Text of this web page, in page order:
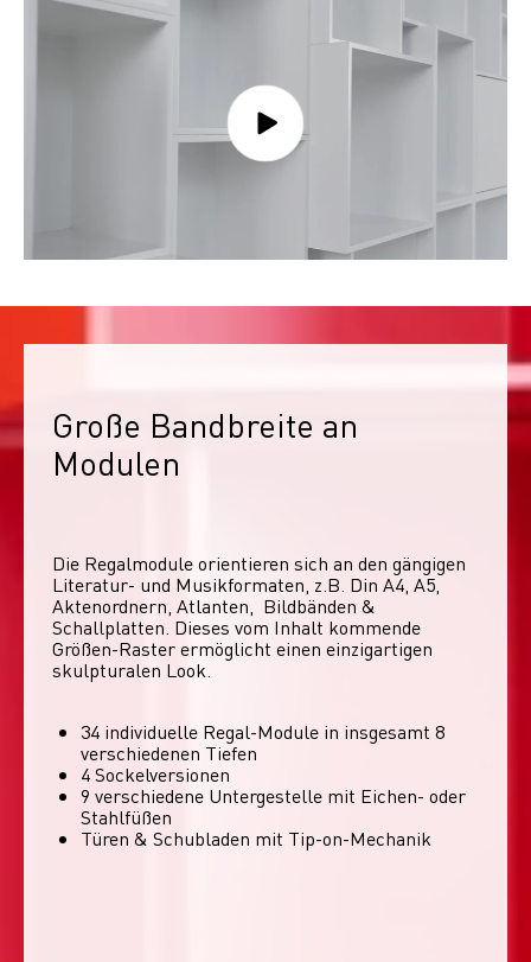
Große Bandbreite an
Modulen
Die Regalmodule orientieren sich an den gängigen
Literatur- und Musikformaten, z.B. Din A4, A5,
Aktenordnern, Atlanten,  Bildbänden &
Schallplatten. Dieses vom Inhalt kommende
Größen-Raster ermöglicht einen einzigartigen
skulpturalen Look.
34 individuelle Regal-Module​ in insgesamt 8
verschiedenen Tiefen
4 Sockelversionen​
9 verschiedene Untergestelle mit Eichen- oder
Stahlfüßen
Türen & Schubladen mit Tip-on-Mechanik